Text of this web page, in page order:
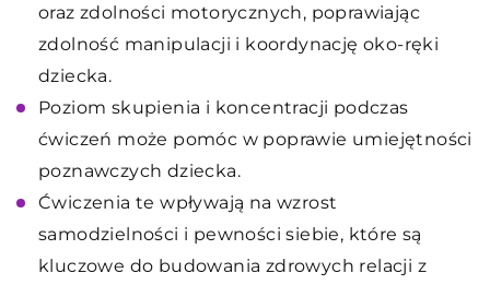
oraz zdolności motorycznych, poprawiając
zdolność manipulacji i koordynację oko-ręki
dziecka.
Poziom skupienia i koncentracji podczas
ćwiczeń może pomóc w poprawie umiejętności
poznawczych dziecka.
Ćwiczenia te wpływają na wzrost
samodzielności i pewności siebie, które są
kluczowe do budowania zdrowych relacji z